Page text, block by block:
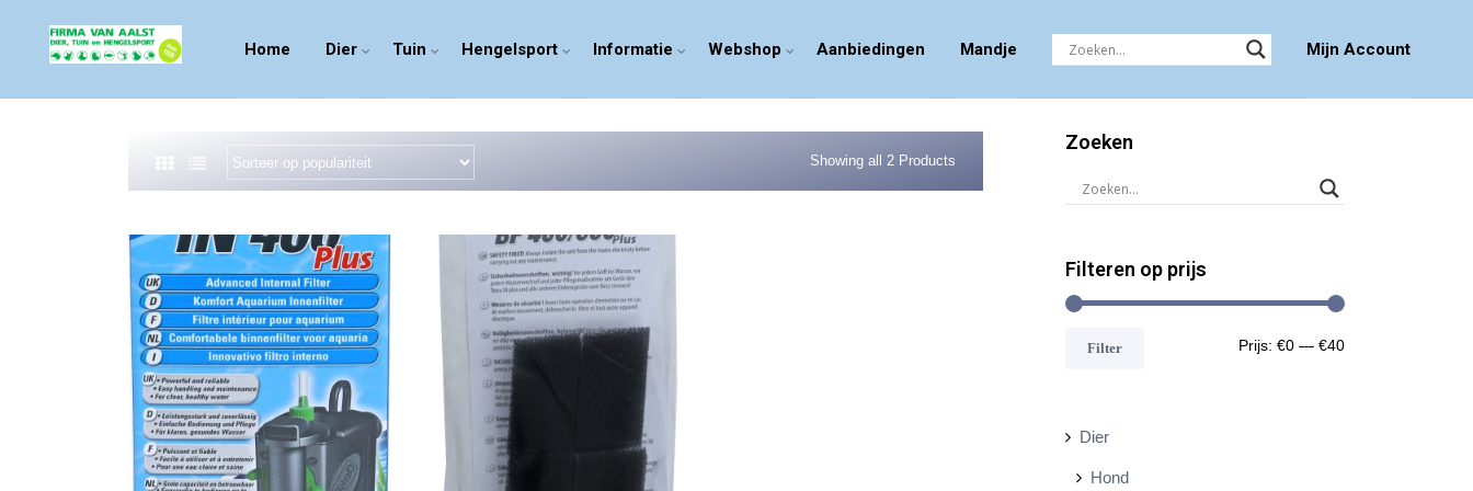
Home Dier Tuin Hengelsport Informatie Webshop Aanbiedingen Mandje Mijn Account
Showing all 2 Products
Zoeken
Filteren op prijs
MM
Filter Prijs: €0 — €40
Dier
Hond